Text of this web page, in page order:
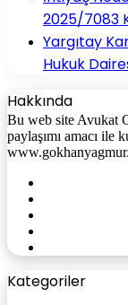
2025/7083
Yargıtay
Hukuk
Hakkında
Bu web site Avukat
paylaşımı amacı
Kategoriler